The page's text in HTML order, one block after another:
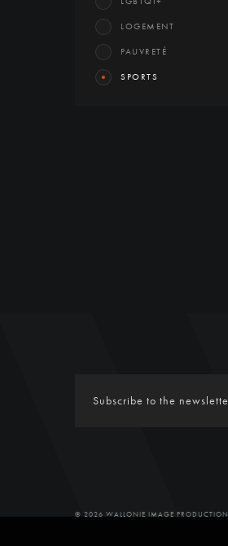
LOGEMENT
PAUVRETÉ
SPORTS
© 2026 WALLONIE IMAGE PRODUCTION